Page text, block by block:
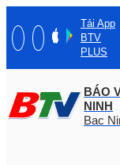
Tải App
BTV
PLUS
BÁO
NINH
Bac